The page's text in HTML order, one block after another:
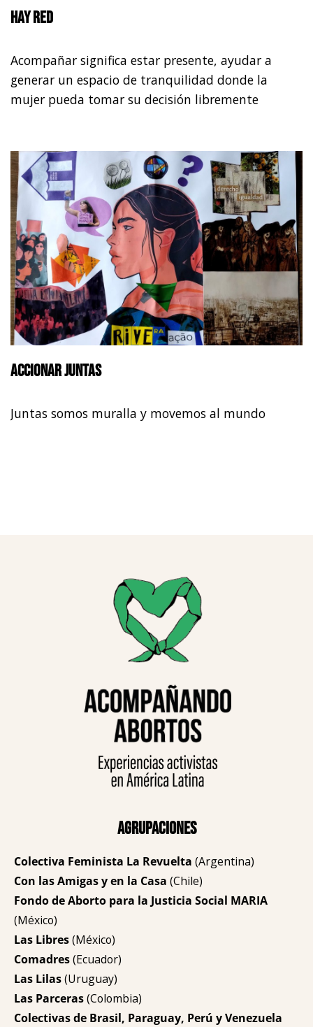
Hay red
Acompañar significa estar presente, ayudar a
generar un espacio de tranquilidad donde la
mujer pueda tomar su decisión libremente
Accionar juntas
Juntas somos muralla y movemos al mundo
Agrupaciones
Colectiva Feminista La Revuelta (Argentina)
Con las Amigas y en la Casa (Chile)
Fondo de Aborto para la Justicia Social MARIA
(México)
Las Libres(México)
Comadres(Ecuador)
Las Lilas(Uruguay)
Las Parceras(Colombia)
Colectivas de Brasil, Paraguay, Perú y Venezuela